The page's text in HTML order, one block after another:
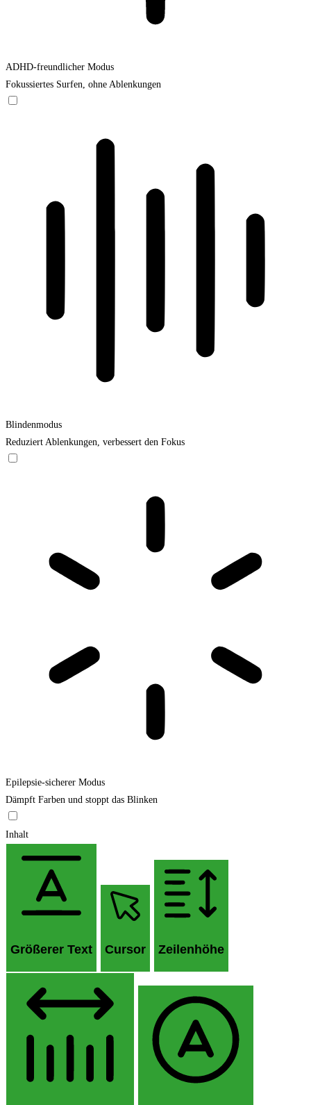
ADHD-freundlicher Modus
Fokussiertes Surfen, ohne Ablenkungen
Blindenmodus
Reduziert Ablenkungen, verbessert den Fokus
Epilepsie-sicherer Modus
Dämpft Farben und stoppt das Blinken
Inhalt
Größerer Text Cursor Zeilenhöhe